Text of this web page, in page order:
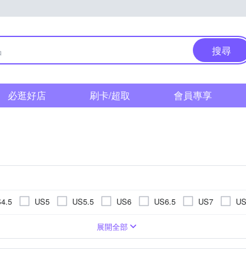
搜尋
必逛好店 刷卡/超取 會員專享
US5 US5.5 US6 US6.5 US7
US12.5
EU40 EU41 EU42 EU43 EU44
12cm
涼鞋/拖鞋丹寧 / 帆布
展開全部